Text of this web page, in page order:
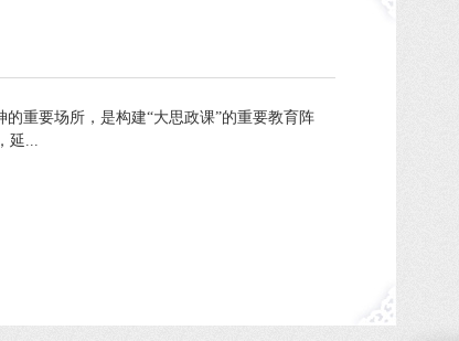
重要场所，是构建“大思政课”的重要教育阵
延...